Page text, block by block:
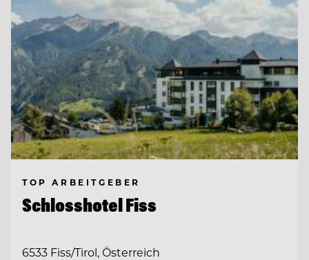
TOP ARBEITGEBER
Schlosshotel Fiss
6533 Fiss/Tirol, Österreich